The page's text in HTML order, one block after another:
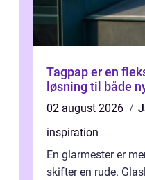
Tagpap er en
løsning til både
02 august 2026
inspiration
En glarmester er
skifter en rude.